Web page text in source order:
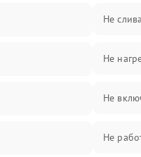
Не
Не
Не
Не